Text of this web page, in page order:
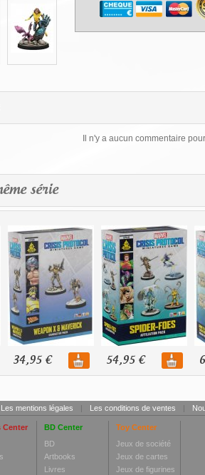
Il n'y a aucun commentaire
série
34,95 € 54,95 €
Les mentions légales | Les conditions de ventes |
Center
BD Center
BD
Artbooks
Livres
Toy Center
Jeux de société
Jeux de cartes
Jeux de figurines